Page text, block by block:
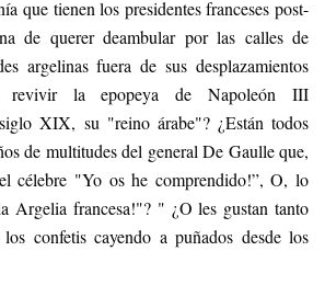
que tienen los presidentes franceses post-
de querer deambular por las calles de
argelinas fuera de sus desplazamientos
revivir la epopeya de Napoleón III
XIX, su "reino árabe"? ¿Están todos
de multitudes del general De Gaulle que,
célebre "Yo os he comprendido!”, O, lo
Argelia francesa!"? " ¿O les gustan tanto
confetis cayendo a puñados desde los